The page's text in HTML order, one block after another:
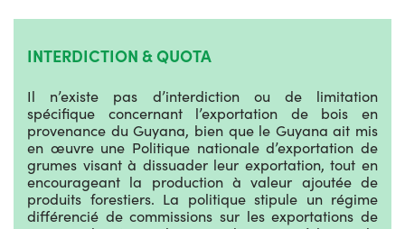
INTERDICTION & QUOTA
Il n’existe pas d’interdiction ou de limitation
spécifique concernant l’exportation de bois en
provenance du Guyana, bien que le Guyana ait mis
en œuvre une Politique nationale d’exportation de
grumes visant à dissuader leur exportation, tout en
encourageant la production à valeur ajoutée de
produits forestiers. La politique stipule un régime
différencié de commissions sur les exportations de